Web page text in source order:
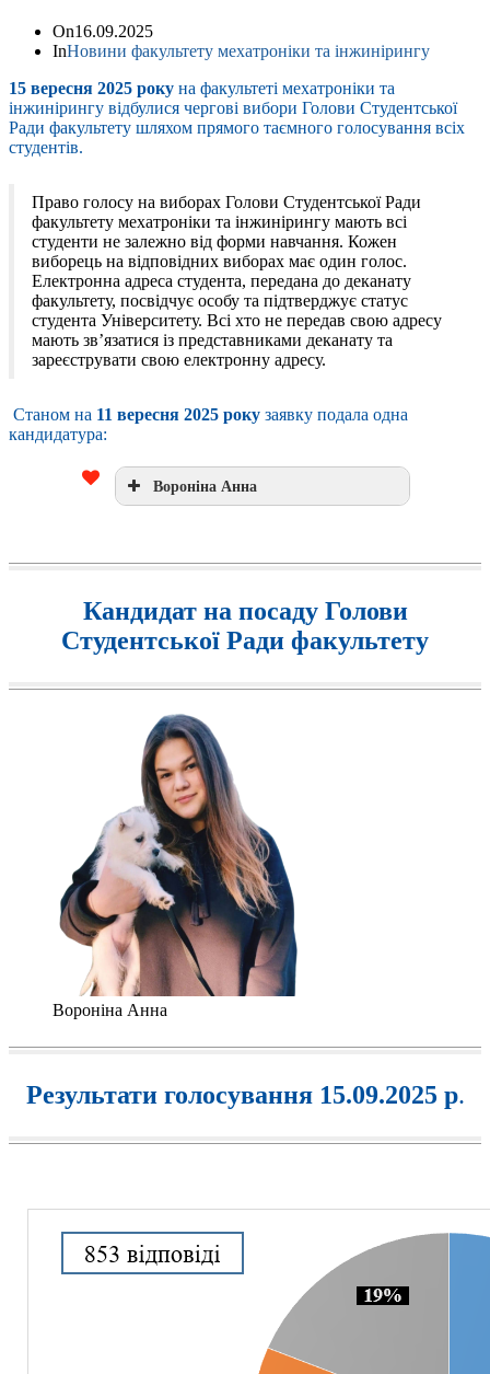
On16.09.2025
InНовини факультету мехатроніки та інжинірингу
15 вересня 2025 року на факультеті мехатроніки та
інжинірингу відбулися чергові вибори Голови Студентської
Ради факультету шляхом прямого таємного голосування всіх
студентів.
Право голосу на виборах Голови Студентської Ради
факультету мехатроніки та інжинірингу мають всі
студенти не залежно від форми навчання. Кожен
виборець на відповідних виборах має один голос.
Електронна адреса студента, передана до деканату
факультету, посвідчує особу та підтверджує статус
студента Університету. Всі хто не передав свою адресу
мають зв’язатися із представниками деканату та
зареєструвати свою електронну адресу.
Станом на 11 вересня 2025 року заявку подала одна
кандидатура:
Вороніна Анна
Кандидат на посаду Голови
Студентської Ради факультету
Вороніна Анна
Результати голосування 15.09.2025 р.